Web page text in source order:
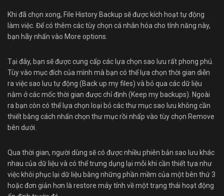
Khi đã chọn xong, File History Backup sẽ được kích hoạt tự động
làm việc. Để có thêm các tùy chọn cá nhân hóa cho tính năng này,
bạn hãy nhấn vào More options.
Tại đây, bạn sẽ được cung cấp các lựa chọn sao lưu rất phong phú.
Tùy vào mục đích của mình mà bạn có thể lựa chọn thời gian diễn
ra việc sao lưu tự động (Back up my files) và bỏ qua các dữ liệu
nằm ở các mốc thời gian được chỉ định (Keep my backups). Ngoài
ra bạn còn có thể lựa chọn loại bỏ các thư mục sao lưu không cần
thiết bằng cách nhấn chọn thư mục rồi nhấp vào tùy chọn Remove
bên dưới.
Qua thời gian, người dùng sẽ có được nhiều phiên bản sao lưu khác
nhau của dữ liệu và có thể trưng dụng lại mỗi khi cần thiết tựa như
việc khôi phục lại dữ liệu bằng những phần mềm của một bên thứ 3
hoặc đơn giản hơn là restore máy tính về một trạng thái hoạt động